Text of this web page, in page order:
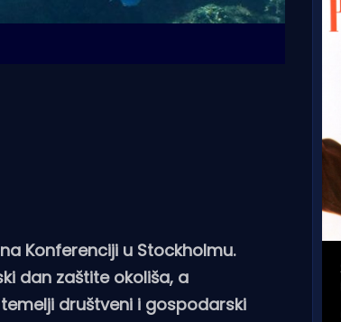
Konferenciji u Stockholmu.
dan zaštite okoliša, a
društveni i gospodarski